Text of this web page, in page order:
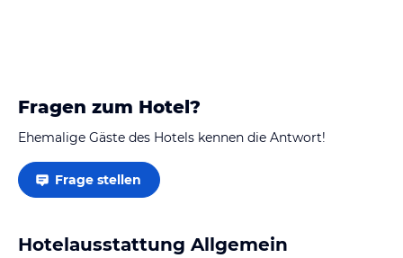
Fragen zum Hotel?
Ehemalige Gäste des Hotels kennen die Antwort!
Frage stellen
Hotelausstattung Allgemein